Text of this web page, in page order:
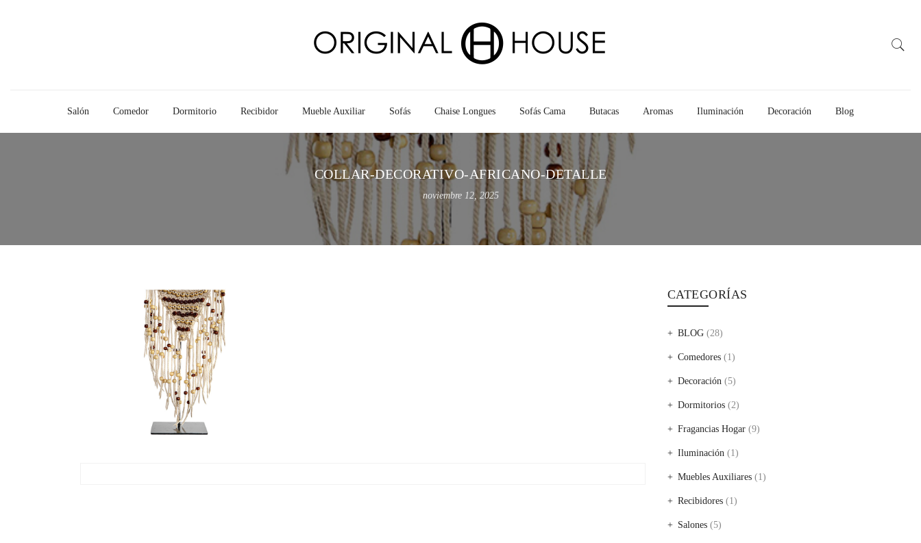
Salón Comedor Dormitorio Recibidor Mueble Auxiliar Sofás Chaise Longues Sofás Cama Butacas Aromas Iluminación Decoración Blog
COLLAR-DECORATIVO-AFRICANO-DETALLE
noviembre 12, 2025
CATEGORÍAS
BLOG(28)
Comedores(1)
Decoración(5)
Dormitorios(2)
Fragancias Hogar(9)
Iluminación(1)
Muebles Auxiliares(1)
Recibidores(1)
Salones(5)